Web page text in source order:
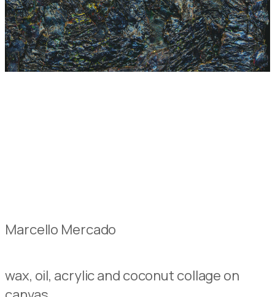
Marcello Mercado
wax, oil, acrylic and coconut collage on